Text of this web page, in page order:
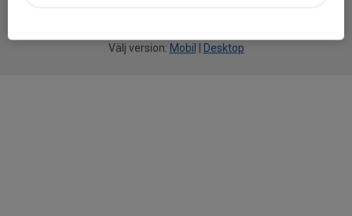
Välj version: Mobil Desktop